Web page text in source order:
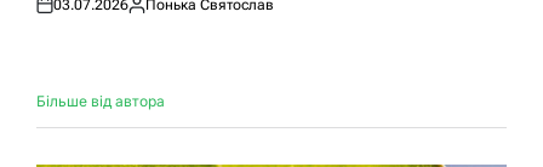
Оприлюднено
03.07.2026
Опубліковано
Понька Святослав
Більше від автора